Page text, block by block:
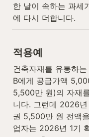
한 날이 속하는 과세
에 다시 더합니다.
적용예
건축자재를 유통하
B에게 공급가액
5,500만 원)의 자재
니다. 그런데 2026
권 5,500만 원 전액
업자는 2026년 1기